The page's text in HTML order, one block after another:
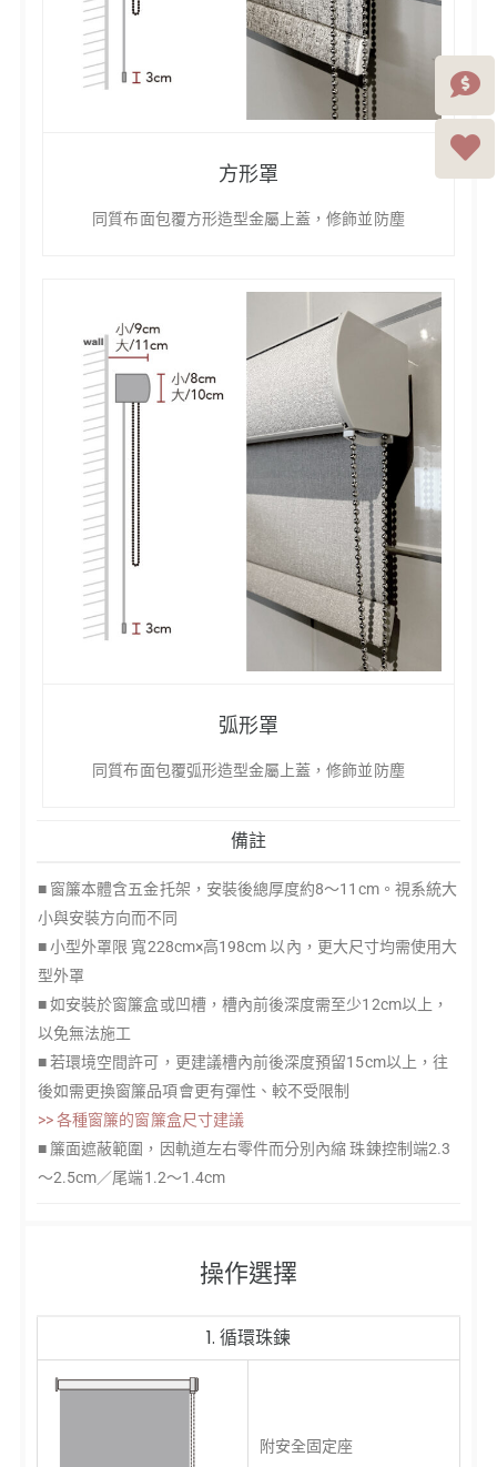
方形罩
同質布面包覆方形造型金屬上蓋，修飾並防塵
弧形罩
同質布面包覆弧形造型金屬上蓋，修飾並防塵
備註
■ 窗簾本體含五金托架，安裝後總厚度約8～11cm。視系統大
小與安裝方向而不同
■ 小型外罩限 寬228cm×高198cm 以內，更大尺寸均需使用大
型外罩
■ 如安裝於窗簾盒或凹槽，槽內前後深度需至少12cm以上，
以免無法施工
■ 若環境空間許可，更建議槽內前後深度預留15cm以上，往
後如需更換窗簾品項會更有彈性、較不受限制
>> 各種窗簾的窗簾盒尺寸建議
■ 簾面遮蔽範圍，因軌道左右零件而分別內縮 珠鍊控制端2.3
～2.5cm／尾端1.2～1.4cm
操作選擇
1. 循環珠鍊
附安全固定座